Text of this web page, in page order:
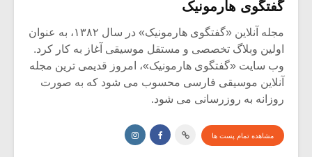
گفتگوی هارمونیک
مجله آنلاین «گفتگوی هارمونیک» در سال ۱۳۸۲، به عنوان
اولین وبلاگ تخصصی و مستقل موسیقی آغاز به کار کرد.
وب سایت «گفتگوی هارمونیک»، امروز قدیمی ترین مجله
آنلاین موسیقی فارسی محسوب می شود که به صورت
روزانه به روزرسانی می شود.
مشاهده تمام پست ها